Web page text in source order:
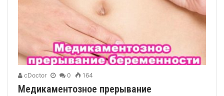
cDoctor 0 164
Медикаментозное прерывание